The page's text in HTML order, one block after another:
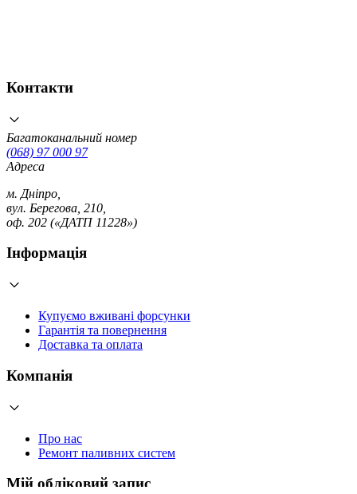
Контакти
Багатоканальний номер
(068) 97 000 97
Адреса
м. Дніпро,
вул. Берегова, 210,
оф. 202 («ДАТП 11228»)
Інформація
Купуємо вживані форсунки
Гарантія та повернення
Доставка та оплата
Компанія
Про нас
Ремонт паливних систем
Мій обліковий запис